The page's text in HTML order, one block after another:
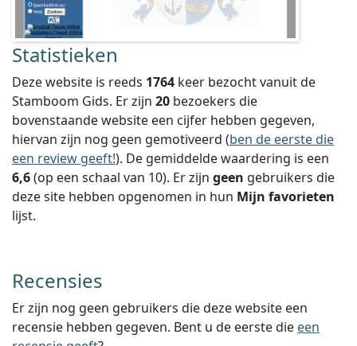
Statistieken
Deze website is reeds 1764 keer bezocht vanuit de
Stamboom Gids. Er zijn 20 bezoekers die
bovenstaande website een cijfer hebben gegeven,
hiervan zijn nog geen gemotiveerd (ben de eerste die
een review geeft!). De gemiddelde waardering is een
6,6(op een schaal van 10). Er zijn geen gebruikers die
deze site hebben opgenomen in hun Mijn favorieten
lijst.
Recensies
Er zijn nog geen gebruikers die deze website een
recensie hebben gegeven. Bent u de eerste die een